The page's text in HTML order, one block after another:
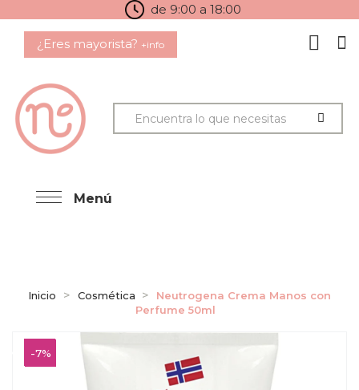
de 9:00 a 18:00
¿Eres mayorista? +info
Menú
Inicio Cosmética
Neutrogena Crema Manos con
Perfume 50ml
-7%
-7%